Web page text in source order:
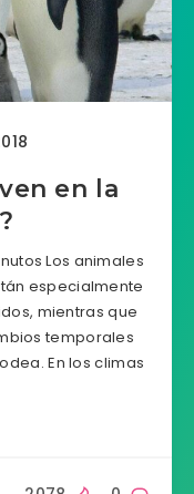
en la
Los animales
especialmente
mientras que
temporales
En los climas